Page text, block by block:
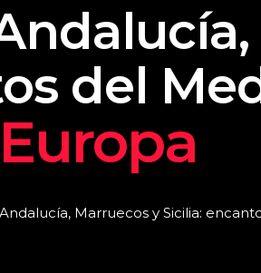
del
Marruecos y Sicilia: